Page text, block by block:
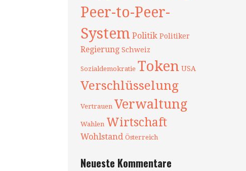
Peer-to-Peer-
System Politik Politiker
Regierung Schweiz
Sozialdemokratie Token USA
Verschlüsselung
Vertrauen Verwaltung
Wahlen Wirtschaft
Wohlstand Österreich
Neueste Kommentare